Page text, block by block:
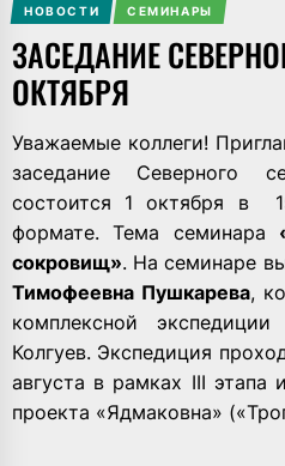
НОВОСТИ СЕМИНАРЫ
ЗАСЕДАНИЕ
ОКТЯБРЯ
Уважаемые коллеги!
заседание Северного
состоится 1 октября в
формате. Тема семинара
сокровищ». На семинаре
Тимофеевна Пушкарева,
комплексной
Колгуев. Экспедиция
августа в рамках III этапа
проекта «Ядмаковна»